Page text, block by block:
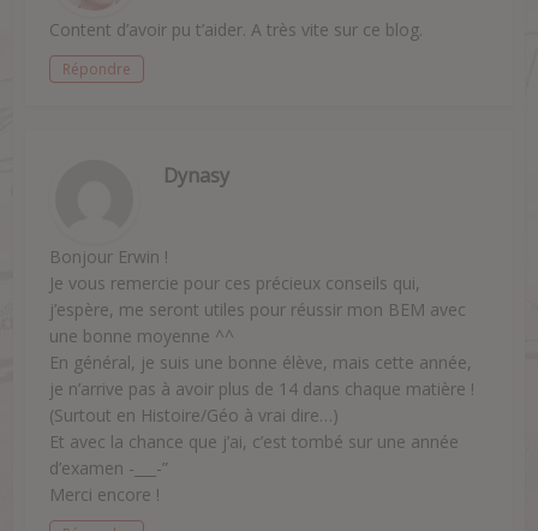
Content d’avoir pu t’aider. A très vite sur ce blog.
Répondre
Dynasy
Bonjour Erwin !
Je vous remercie pour ces précieux conseils qui,
j’espère, me seront utiles pour réussir mon BEM avec
une bonne moyenne ^^
En général, je suis une bonne élève, mais cette année,
je n’arrive pas à avoir plus de 14 dans chaque matière !
(Surtout en Histoire/Géo à vrai dire…)
Et avec la chance que j’ai, c’est tombé sur une année
d’examen -___-”
Merci encore !